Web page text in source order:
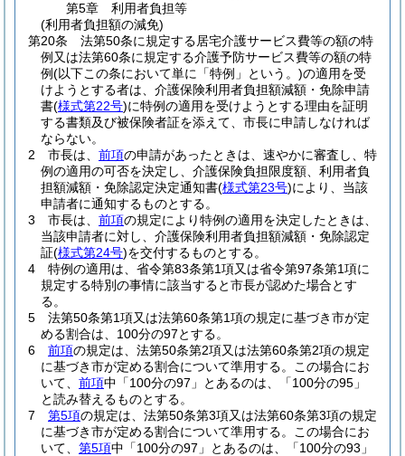
第5章
利用者負担等
(利用者負担額の減免)
第20条
法第50条に規定する居宅介護サービス費等の額の特
例又は法第60条に規定する介護予防サービス費等の額の特
例(以下この条において単に「特例」という。)の適用を受
けようとする者は、介護保険利用者負担額減額・免除申請
書(様式第22号)に特例の適用を受けようとする理由を証明
する書類及び被保険者証を添えて、市長に申請しなければ
ならない。
2
市長は、 前項の申請があったときは、速やかに審査し、特
例の適用の可否を決定し、介護保険負担限度額、利用者負
担額減額・免除認定決定通知書(様式第23号)により、当該
申請者に通知するものとする。
3
市長は、 前項の規定により特例の適用を決定したときは、
当該申請者に対し、介護保険利用者負担額減額・免除認定
証(様式第24号)を交付するものとする。
4
特例の適用は、省令第83条第1項又は省令第97条第1項に
規定する特別の事情に該当すると市長が認めた場合とす
る。
5
法第50条第1項又は法第60条第1項の規定に基づき市が定
める割合は、100分の97とする。
6
前項の規定は、法第50条第2項又は法第60条第2項の規定
に基づき市が定める割合について準用する。
この場合にお
いて、 前項中「100分の97」とあるのは、「100分の95」
と読み替えるものとする。
7
第5項の規定は、法第50条第3項又は法第60条第3項の規定
に基づき市が定める割合について準用する。
この場合にお
いて、 第5項中「100分の97」とあるのは、「100分の93」